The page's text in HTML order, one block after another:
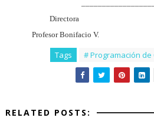
Profesor Bonifacio V.
Tags # Programación de
RELATED POSTS: